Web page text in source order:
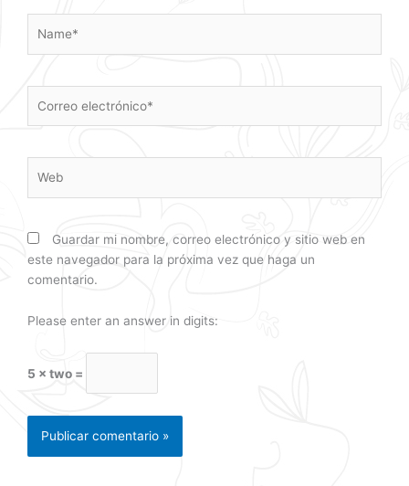
electrónico*
Guardar mi nombre, correo electrónico y sitio web en
este navegador para la próxima vez que haga un
comentario.
Please enter an answer in digits:
5 × two =